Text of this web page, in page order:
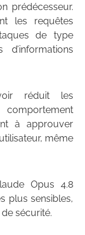
prédécesseur.
les requêtes
de type
réduit les
à approuver
même
Opus 4.8
plus sensibles,
sécurité.